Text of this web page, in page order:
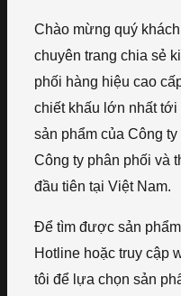
Chào mừng quý
chuyên trang chia sẻ
phối hàng hiệu cao
chiết khấu lớn nhất tới
sản phẩm của Công
Công ty phân phối và
đầu tiên tại Việt Nam.
Để tìm được sản
Hotline hoặc truy cập
tôi để lựa chọn sản